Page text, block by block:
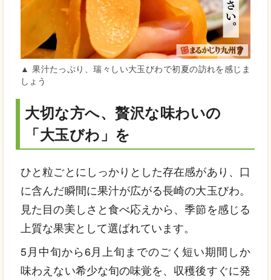
▲ 果汁たっぷり、瑞々しい大玉びわで初夏の訪れを感じま
しょう
大切な方へ、贅沢な味わいの
「大玉びわ」を
ひと粒ごとにしっかりとした存在感があり、口
に含んだ瞬間に果汁が広がる長崎の大玉びわ。
見た目の美しさと食べ応えから、季節を感じる
上質な果実として選ばれています。
5月中旬から6月上旬までのごく短い期間しか
味わえない希少な旬の味覚を、収穫後すぐに発